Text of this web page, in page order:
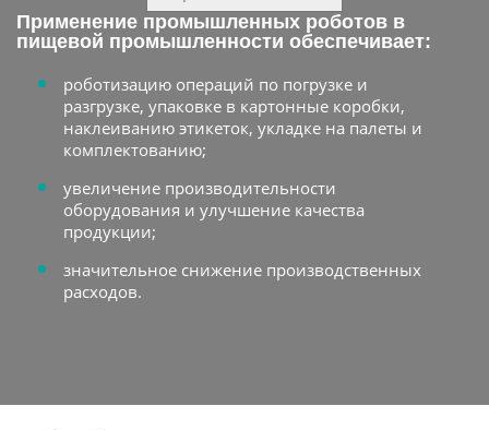
Применение промышленных роботов в
пищевой промышленности обеспечивает:
роботизацию операций по погрузке и
разгрузке, упаковке в картонные коробки,
наклеиванию этикеток, укладке на палеты и
комплектованию;
увеличение производительности
оборудования и улучшение качества
продукции;
значительное снижение производственных
расходов.